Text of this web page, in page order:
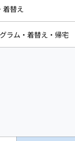
着替え
ラム・着替え・帰宅